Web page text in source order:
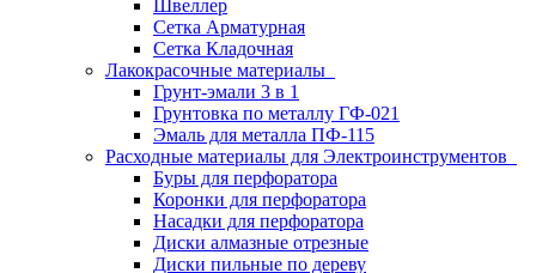
Швеллер
Сетка Арматурная
Сетка Кладочная
Лакокрасочные материалы
Грунт-эмали 3 в 1
Грунтовка по металлу ГФ-021
Эмаль для металла ПФ-115
Расходные материалы для Электроинструментов
Буры для перфоратора
Коронки для перфоратора
Насадки для перфоратора
Диски алмазные отрезные
Диски пильные по дереву